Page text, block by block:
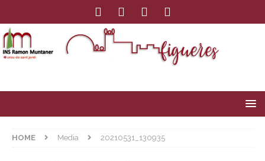
HOME Media 20210531_130935